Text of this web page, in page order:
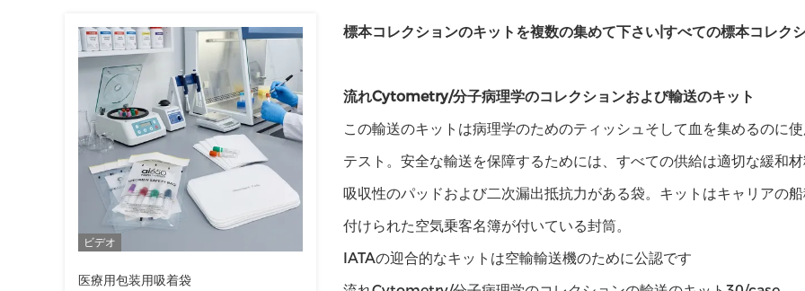
ビデオ
医療用包装用吸着袋
標本コレクションのキットを複数の集めて下さい|すべての標本コレク
流れCytometry/分子病理学のコレクションおよび輸送のキット
この輸送のキットは病理学のためのティッシュそして血を集めるのに
テスト。安全な輸送を保障するためには、すべての供給は適切な緩和
吸収性のパッドおよび二次漏出抵抗力がある袋。キットはキャリアの
付けられた空気乗客名簿が付いている封筒。
IATAの迎合的なキットは空輸輸送機のために公認です